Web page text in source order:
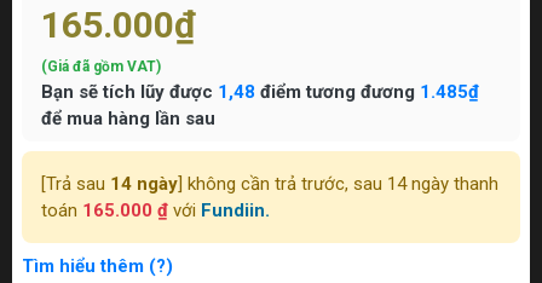
165.000₫
(Giá đã gồm VAT)
Bạn sẽ tích lũy được 1,48 điểm tương đương 1.485₫
để mua hàng lần sau
[Trả sau 14 ngày ] không cần trả trước, sau 14 ngày thanh
toán 165.000 ₫ với Fundiin.
Tìm hiểu thêm (?)